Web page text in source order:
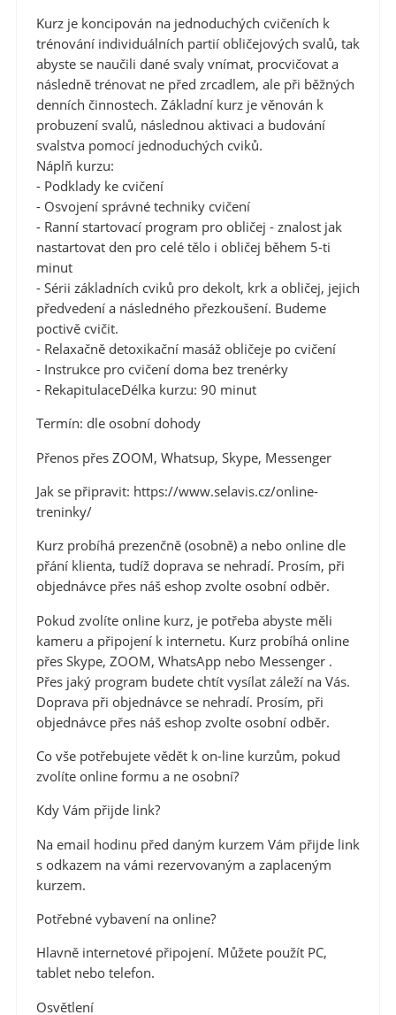
Kurz je koncipován na jednoduchých cvičeních k
trénování individuálních partií obličejových svalů, tak
abyste se naučili dané svaly vnímat, procvičovat a
následně trénovat ne před zrcadlem, ale při běžných
denních činnostech. Základní kurz je věnován k
probuzení svalů, následnou aktivaci a budování
svalstva pomocí jednoduchých cviků.
Náplň kurzu:
- Podklady ke cvičení
- Osvojení správné techniky cvičení
- Ranní startovací program pro obličej - znalost jak
nastartovat den pro celé tělo i obličej během 5-ti
minut
- Sérii základních cviků pro dekolt, krk a obličej, jejich
předvedení a následného přezkoušení. Budeme
poctivě cvičit.
- Relaxačně detoxikační masáž obličeje po cvičení
- Instrukce pro cvičení doma bez trenérky
- RekapitulaceDélka kurzu: 90 minut
Termín: dle osobní dohody
Přenos přes ZOOM, Whatsup, Skype, Messenger
Jak se připravit: https://www.selavis.cz/online-
treninky/
Kurz probíhá prezenčně (osobně) a nebo online dle
přání klienta, tudíž doprava se nehradí. Prosím, při
objednávce přes náš eshop zvolte osobní odběr.
Pokud zvolíte online kurz, je potřeba abyste měli
kameru a připojení k internetu. Kurz probíhá online
přes Skype, ZOOM, WhatsApp nebo Messenger .
Přes jaký program budete chtít vysílat záleží na Vás.
Doprava při objednávce se nehradí. Prosím, při
objednávce přes náš eshop zvolte osobní odběr.
Co vše potřebujete vědět k on-line kurzům, pokud
zvolíte online formu a ne osobní?
Kdy Vám přijde link?
Na email hodinu před daným kurzem Vám přijde link
s odkazem na vámi rezervovaným a zaplaceným
kurzem.
Potřebné vybavení na online?
Hlavně internetové připojení. Můžete použít PC,
tablet nebo telefon.
Osvětlení